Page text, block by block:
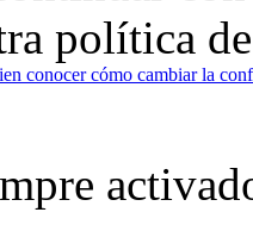
política
conocer cómo cambiar la